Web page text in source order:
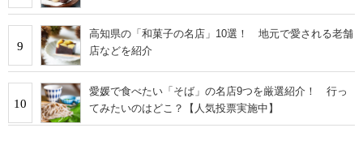
9
高知県の「和菓子の名店」10選！ 地元で愛される老舗
店などを紹介
10
愛媛で食べたい「そば」の名店9つを厳選紹介！ 行っ
てみたいのはどこ？【人気投票実施中】